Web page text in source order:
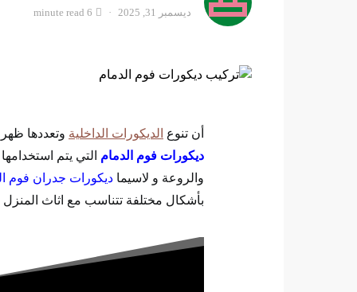
ديسمبر 31, 2025
6 minute read
أن تنوع الديكورات الداخلية وتعددها
ديكورات فوم الدمام التي يتم
والروعة و لاسيما ديكورات جدران فوم
بأشكال مختلفة تتناسب مع اثاث المنزل